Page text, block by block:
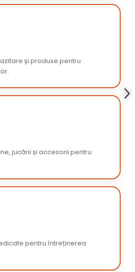
și produse pentru
jucării și accesorii pentru
pentru întreținerea